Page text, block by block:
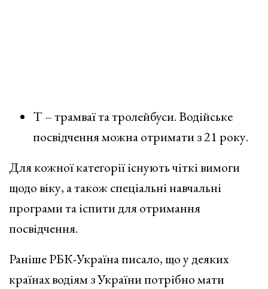
Т – трамваї та тролейбуси. Водійське
посвідчення можна отримати з 21 року.
Для кожної категорії існують чіткі вимоги
щодо віку, а також спеціальні навчальні
програми та іспити для отримання
посвідчення.
Раніше РБК-Україна писало, що у деяких
країнах водіям з України потрібно мати